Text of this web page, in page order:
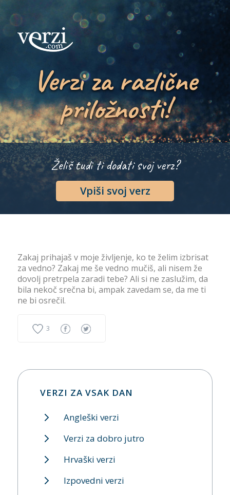
Verzi za različne
priložnosti!
Želiš tudi ti dodati svoj verz?
Vpiši svoj verz
Zakaj prihajaš v moje življenje, ko te želim izbrisat
za vedno? Zakaj me še vedno mučiš, ali nisem že
dovolj pretrpela zaradi tebe? Ali si ne zaslužim, da
bila nekoč srečna bi, ampak zavedam se, da me ti
ne bi osrečil.
3
VERZI ZA VSAK DAN
Angleški verzi
Verzi za dobro jutro
Hrvaški verzi
Izpovedni verzi